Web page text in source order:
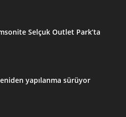
Selçuk Outlet Park’ta
yapılanma sürüyor